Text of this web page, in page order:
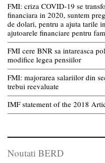
FMI: criza COVID-19 se
financiara in 2020, suntem
de dolari, pentru a ajuta tarile
ajutoarele financiare pentru
FMI cere BNR sa intareasca
modifice legea pensiilor
FMI: majorarea salariilor din
trebui reevaluate
IMF statement of the 2018
Noutati BERD